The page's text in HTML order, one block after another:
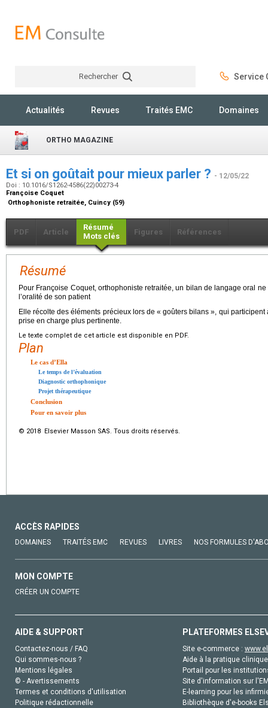
Rechercher Service
Actualités Revues Traités EMC Domaines
ORTHO MAGAZINE
Et si on goûtait pour mieux parler ? - 12/05/22
Doi : 10.1016/S1262-4586(22)00273-4
Françoise Coquet
Orthophoniste retraitée, Cuincy (59)
PDF Article
Résumé
Mots clés
Figures Références
Résumé
Pour Françoise Coquet, orthophoniste retraitée, un bilan de langage oral
l’oralité de son patient
Elle récolte des éléments précieux lors de « goûters bilans », qui
prise en charge plus pertinente.
Le texte complet de cet article est disponible en PDF.
Plan
Le cas d’Ella
Le temps de l’évaluation
Diagnostic orthophonique
Projet thérapeutique
Conclusion
Pour en savoir plus
© 2018 Elsevier Masson SAS. Tous droits réservés.
ACCÈS RAPIDES
DOMAINES TRAITÉS EMC REVUES LIVRES NOS FORMULES
MON COMPTE
CRÉER UN COMPTE
AIDE & SUPPORT
Contactez-nous / FAQ
Qui sommes-nous ?
Mentions légales
© - Avertissements
Termes et conditions d'utilisation
Politique rédactionnelle
PLATEFORMES
Site e-commerce :
Aide à la pratique
Portail pour les
Site d'information sur
E-learning pour les
Bibliothèque d'e-books